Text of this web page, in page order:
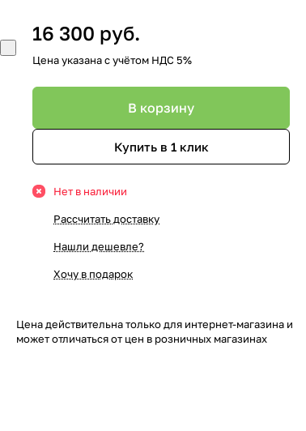
16 300 руб.
Цена указана с учётом НДС 5%
В корзину
Купить в 1 клик
Нет в наличии
Рассчитать доставку
Нашли дешевле?
Хочу в подарок
Цена действительна только для интернет-магазина и
может отличаться от цен в розничных магазинах